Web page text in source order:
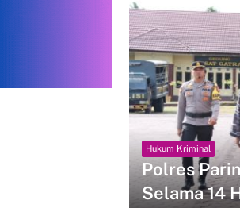
Hukum Kriminal
Polres
Selama 14